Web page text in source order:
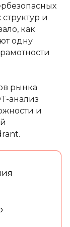
и
как
одну
рынка
анализ
и